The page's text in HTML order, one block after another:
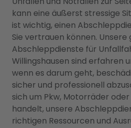
kann eine äußerst stressige
ist wichtig, einen
Sie vertrauen können. Unsere
Abschleppdienste für
Willingshausen sind erfahren
wenn es darum geht,
sicher und professionell
sich um Pkw, Motorräder
handelt, unsere
richtigen Ressourcen und